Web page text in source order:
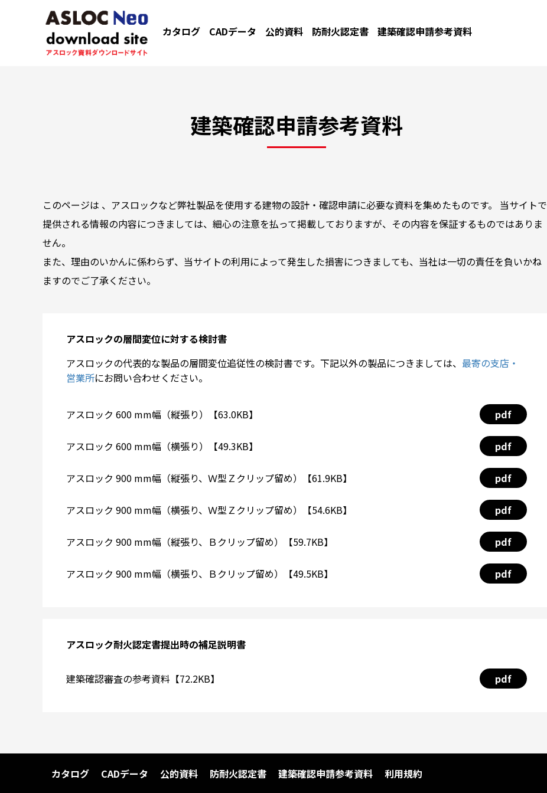
カタログ CADデータ 公的資料 防耐火認定書 建築確認申請参考資料
建築確認申請参考資料
このページは 、アスロックなど弊社製品を使用する建物の設計・確認申請に必要な資料を集めたものです。 当サイトで
提供される情報の内容につきましては、細心の注意を払って掲載しておりますが、その内容を保証するものではありま
せん。
また、理由のいかんに係わらず、当サイトの利用によって発生した損害につきましても、当社は一切の責任を負いかね
ますのでご了承ください。
アスロックの層間変位に対する検討書
アスロックの代表的な製品の層間変位追従性の検討書です。下記以外の製品につきましては、 最寄の支店・
営業所にお問い合わせください。
アスロック 600 mm幅（縦張り）【63.0KB】 pdf
アスロック 600 mm幅（横張り）【49.3KB】 pdf
アスロック 900 mm幅（縦張り、Ｗ型Ｚクリップ留め）【61.9KB】 pdf
アスロック 900 mm幅（横張り、Ｗ型Ｚクリップ留め）【54.6KB】 pdf
アスロック 900 mm幅（縦張り、Ｂクリップ留め）【59.7KB】 pdf
アスロック 900 mm幅（横張り、Ｂクリップ留め）【49.5KB】 pdf
アスロック耐火認定書提出時の補足説明書
建築確認審査の参考資料【72.2KB】 pdf
カタログ CADデータ 公的資料 防耐火認定書 建築確認申請参考資料 利用規約